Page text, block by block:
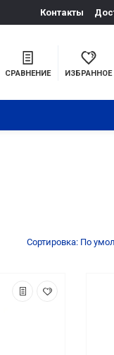
Контакты
СРАВНЕНИЕ ИЗБРАННОЕ
Сортировка: По